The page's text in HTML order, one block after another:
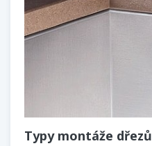
Typy montáže dřezů